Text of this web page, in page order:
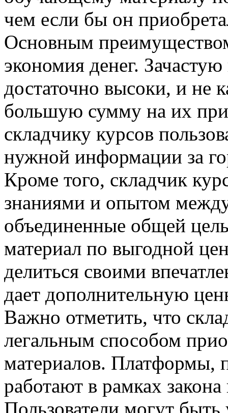
чем если бы он
Основным
экономия денег.
достаточно высоки, и не
большую сумму на их
складчику курсов
нужной информации за
Кроме того, складчик
знаниями и опытом
объединенные общей
материал по выгодной
делиться своими
дает дополнительную
Важно отметить, что
легальным способом
материалов. Платформы,
работают в рамках